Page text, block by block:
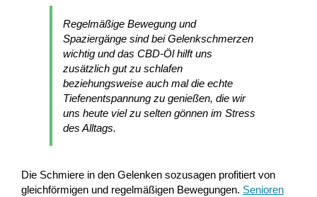
Regelmäßige Bewegung und
Spaziergänge sind bei Gelenkschmerzen
wichtig und das CBD-Öl hilft uns
zusätzlich gut zu schlafen
beziehungsweise auch mal die echte
Tiefenentspannung zu genießen, die wir
uns heute viel zu selten gönnen im Stress
des Alltags.
Die Schmiere in den Gelenken sozusagen profitiert von
gleichförmigen und regelmäßigen Bewegungen. Senioren